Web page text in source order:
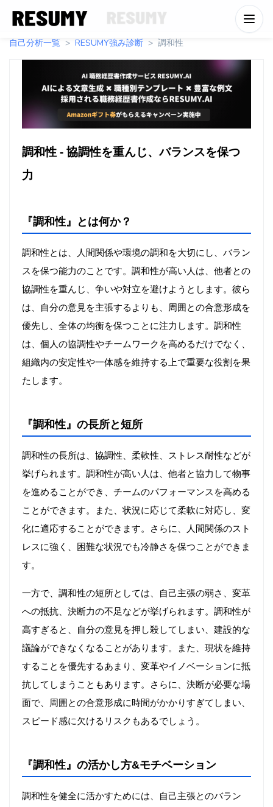
自己分析一覧 RESUMY強み診断 調和性
調和性 - 協調性を重んじ、バランスを保つ
力
『調和性』とは何か？
調和性とは、人間関係や環境の調和を大切にし、バラン
スを保つ能力のことです。調和性が高い人は、他者との
協調性を重んじ、争いや対立を避けようとします。彼ら
は、自分の意見を主張するよりも、周囲との合意形成を
優先し、全体の均衡を保つことに注力します。調和性
は、個人の協調性やチームワークを高めるだけでなく、
組織内の安定性や一体感を維持する上で重要な役割を果
たします。
『調和性』の長所と短所
調和性の長所は、協調性、柔軟性、ストレス耐性などが
挙げられます。調和性が高い人は、他者と協力して物事
を進めることができ、チームのパフォーマンスを高める
ことができます。また、状況に応じて柔軟に対応し、変
化に適応することができます。さらに、人間関係のスト
レスに強く、困難な状況でも冷静さを保つことができま
す。
一方で、調和性の短所としては、自己主張の弱さ、変革
への抵抗、決断力の不足などが挙げられます。調和性が
高すぎると、自分の意見を押し殺してしまい、建設的な
議論ができなくなることがあります。また、現状を維持
することを優先するあまり、変革やイノベーションに抵
抗してしまうこともあります。さらに、決断が必要な場
面で、周囲との合意形成に時間がかかりすぎてしまい、
スピード感に欠けるリスクもあるでしょう。
『調和性』の活かし方&モチベーション
調和性を健全に活かすためには、自己主張とのバラン